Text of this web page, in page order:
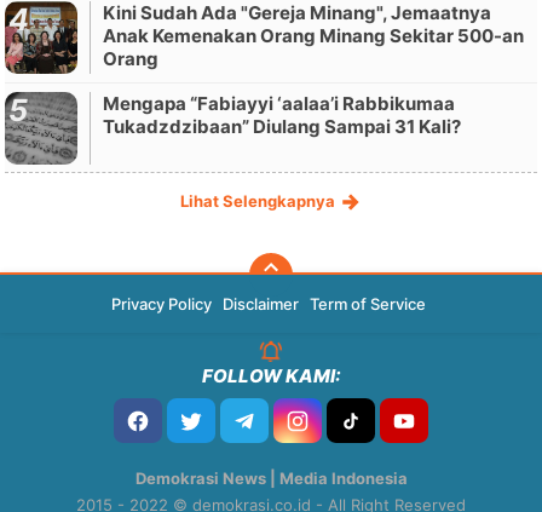
Kini Sudah Ada "Gereja Minang", Jemaatnya
Anak Kemenakan Orang Minang Sekitar 500-an
Orang
Mengapa “Fabiayyi ‘aalaa’i Rabbikumaa
Tukadzdzibaan” Diulang Sampai 31 Kali?
Lihat Selengkapnya
Privacy Policy Disclaimer Term of Service
FOLLOW KAMI:
Demokrasi News | Media Indonesia
2015 - 2022 © demokrasi.co.id - All Right Reserved